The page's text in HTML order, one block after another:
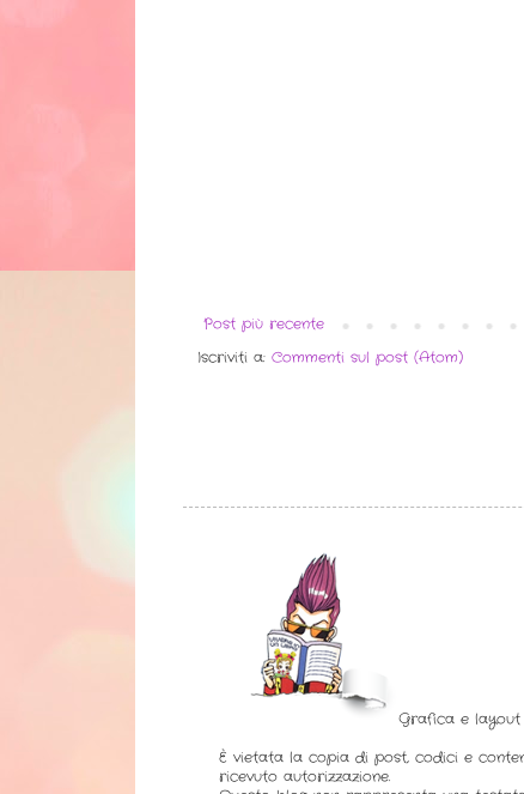
Post più recente
Iscriviti a: Commenti sul post (Atom)
Grafica e
È vietata la copia di post, codici e
ricevuto autorizzazione.